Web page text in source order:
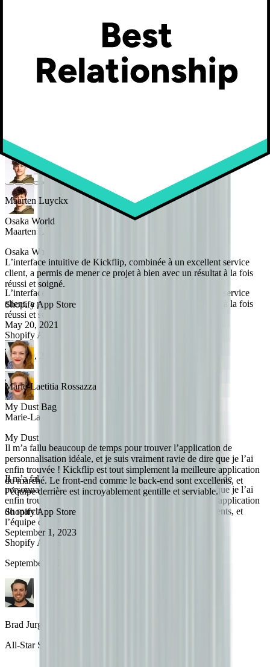
Mon expérience, tant avec le produit qu’avec l’équipe de support, a
été fantastique. L’interface et l’expérience utilisateur sont
excellentes. Les fonctionnalités sont puissantes, et l’intégration avec
June 16, 2025
Maarten Luyckx
Osaka World
L’interface intuitive de Kickflip, combinée à un excellent service
client, a permis de mener ce projet à bien avec un résultat à la fois
réussi et soigné.
Shopify App Store
May 20, 2021
Marie-Laetitia Rossazza
My Dust Bag
Il m’a fallu beaucoup de temps pour trouver l’application de
personnalisation idéale, et je suis vraiment ravie de dire que je l’ai
enfin trouvée ! Kickflip est tout simplement la meilleure application
du marché. Le front-end comme le back-end sont excellents, et
l’équipe derrière est incroyablement gentille et serviable.
Shopify App Store
September 1, 2023
Maarten Luyckx
Osaka World
L’interface intuitive de Kickflip, combinée à un excellent service
client, a permis de mener ce projet à bien avec un résultat à la fois
réussi et soigné.
Shopify App Store
May 20, 2021
Marie-Laetitia Rossazza
My Dust Bag
Il m’a fallu beaucoup de temps pour trouver l’application de
personnalisation idéale, et je suis vraiment ravie de dire que je l’ai
enfin trouvée ! Kickflip est tout simplement la meilleure application
du marché. Le front-end comme le back-end sont excellents, et
l’équipe derrière est incroyablement gentille et serviable.
Shopify App Store
September 1, 2023
Brad Jurga
All-Star Sporting Goods